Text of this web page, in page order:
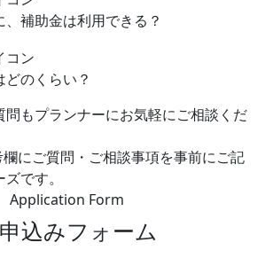
補助金は利用できる？
のくらい？
問もプランナーにお気軽にご相談くだ
にご質問・ご相談事項を事前にご記
です。
Application Form
込みフォーム